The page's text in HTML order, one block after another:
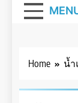
Home น้ำ